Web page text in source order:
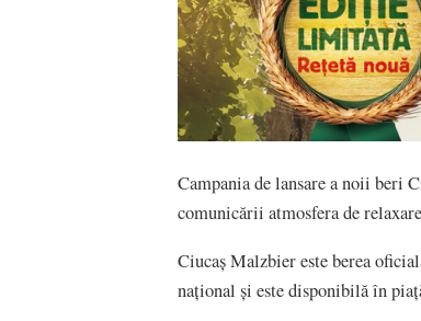
Campania de lansare a noii beri
comunicării atmosfera de
Ciucaș Malzbier este berea
național și este disponibilă în